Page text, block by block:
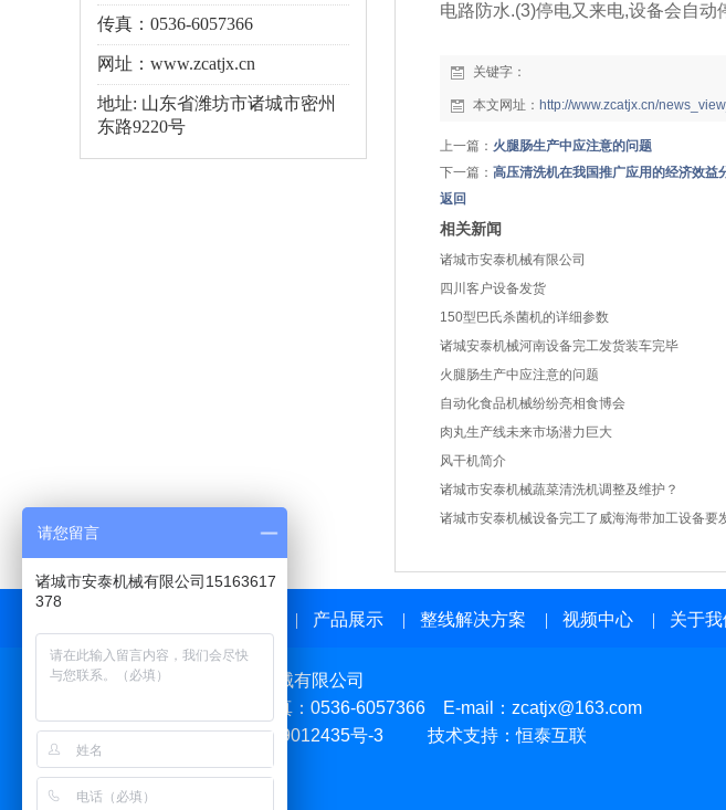
传真：0536-6057366
网址：www.zcatjx.cn
地址: 山东省潍坊市诸城市密州
东路9220号
电路防水.(3)停电又来电,设备会自动
关键字：
本文网址： http://www.zcatjx.cn/
上一篇： 火腿肠生产中应注意的问题
下一篇： 高压清洗机在我国推广应用的经济效益
返回
相关新闻
诸城市安泰机械有限公司
四川客户设备发货
150型巴氏杀菌机的详细参数
诸城安泰机械河南设备完工发货装车完毕
火腿肠生产中应注意的问题
自动化食品机械纷纷亮相食博会
肉丸生产线未来市场潜力巨大
风干机简介
诸城市安泰机械蔬菜清洗机调整及维护？
诸城市安泰机械设备完工了威海海带加工设备要
| 产品展示 | 整线解决方案 | 视频中心 | 关于我
版权所有：诸城市安泰机械有限公司
手机：15318907399 传真：0536-6057366 E-mail： zcatjx@163.com
网站备案序号：鲁ICP备09012435号-3 技术支持：恒泰互联
友情链接
请您留言
诸城市安泰机械有限公司15163617
378